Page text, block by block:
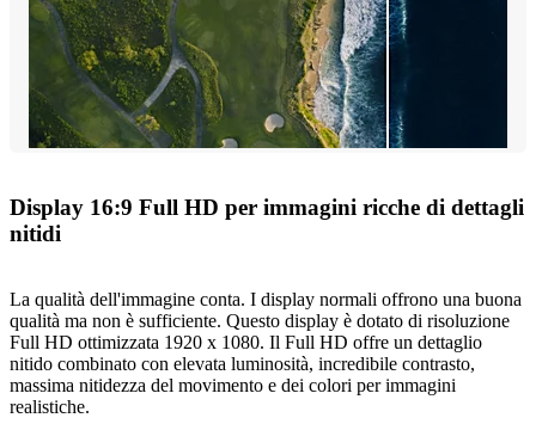
Display 16:9 Full HD per immagini ricche di dettagli
nitidi
La qualità dell'immagine conta. I display normali offrono una buona
qualità ma non è sufficiente. Questo display è dotato di risoluzione
Full HD ottimizzata 1920 x 1080. Il Full HD offre un dettaglio
nitido combinato con elevata luminosità, incredibile contrasto,
massima nitidezza del movimento e dei colori per immagini
realistiche.